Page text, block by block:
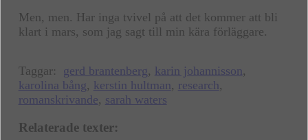
Men, men. Har inga tvivel på att det kommer att bli
klart i mars, som jag sagt till min kära förläggare.
Taggar: gerd brantenberg , karin johannisson,
karolina bång , kerstin hultman, research,
romanskrivande, sarah waters
Relaterade texter: